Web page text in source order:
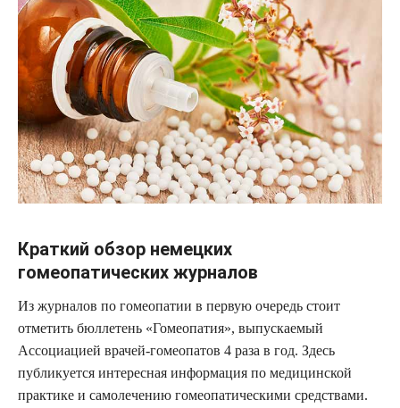
Краткий обзор немецких
гомеопатических журналов
Из журналов по гомеопатии в первую очередь стоит
отметить бюллетень «Гомеопатия», выпускаемый
Ассоциацией врачей-гомеопатов 4 раза в год. Здесь
публикуется интересная информация по медицинской
практике и самолечению гомеопатическими средствами.